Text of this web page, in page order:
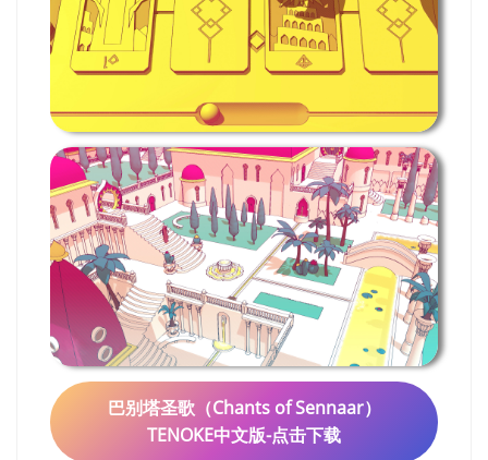
巴别塔圣歌（Chants of Sennaar）
TENOKE中文版-点击下载